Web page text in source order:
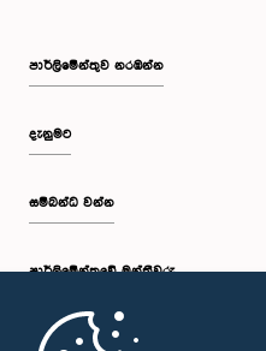
පාර්ලි‌මේන්තුව නරඹන්න
දැනුමට
සම්බන්ධ වන්න
පාර්ලි‌මේන්තුවේ මන්ත්‍රීවරු
මුල් පිටුව